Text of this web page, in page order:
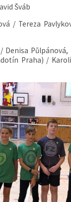
Šváb
/ Tereza
Denisa
Praha) /